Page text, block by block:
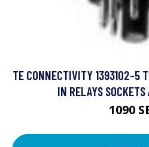
TE CONNECTIVITY 1393102-5
IN RELAYS
1090